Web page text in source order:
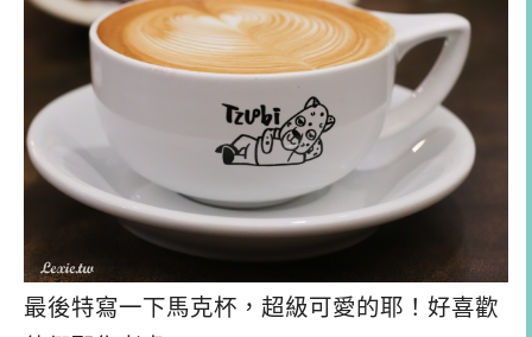
最後特寫一下馬克杯，超級可愛的耶！好喜歡